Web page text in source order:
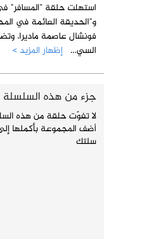
استهلت حلقة "المسافر" في
و"الحديقة العائمة في
فونشال عاصمة ماديرا،
السي... إظهار المزيد >
جزء من هذه السلسلة
لا تفوّت حلقة من هذه
أضف المجموعة بأكملها
سلتك